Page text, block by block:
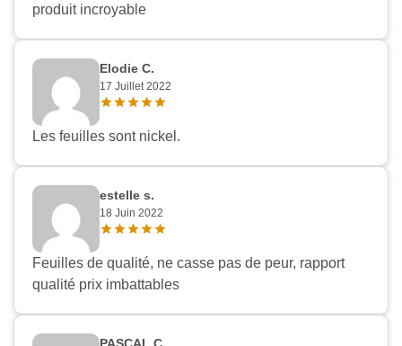
produit incroyable
Elodie C.
17 Juillet 2022
Les feuilles sont nickel.
estelle s.
18 Juin 2022
Feuilles de qualité, ne casse pas de peur, rapport
qualité prix imbattables
PASCAL C.